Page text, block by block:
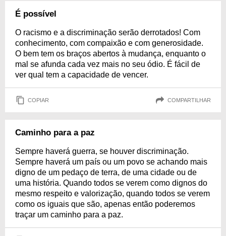
É possível
O racismo e a discriminação serão derrotados! Com
conhecimento, com compaixão e com generosidade.
O bem tem os braços abertos à mudança, enquanto o
mal se afunda cada vez mais no seu ódio. É fácil de
ver qual tem a capacidade de vencer.
COPIAR COMPARTILHAR
Caminho para a paz
Sempre haverá guerra, se houver discriminação.
Sempre haverá um país ou um povo se achando mais
digno de um pedaço de terra, de uma cidade ou de
uma história. Quando todos se verem como dignos do
mesmo respeito e valorização, quando todos se verem
como os iguais que são, apenas então poderemos
traçar um caminho para a paz.